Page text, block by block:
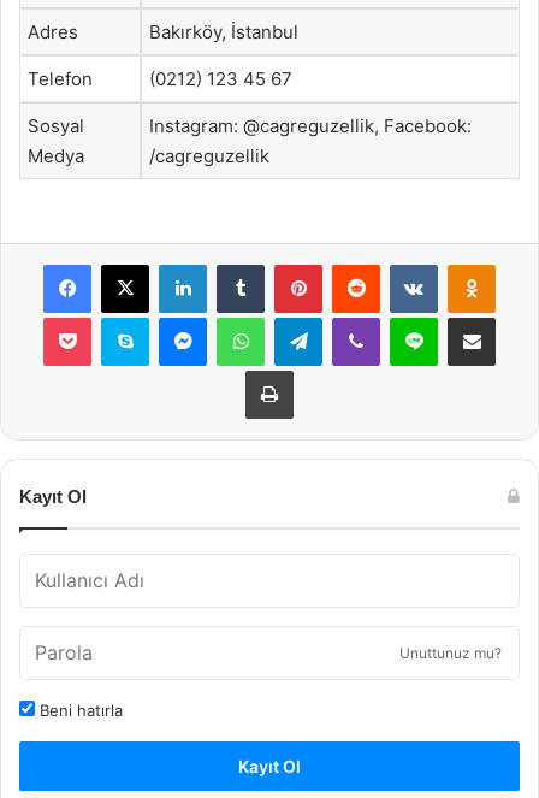
Adres Bakırköy, İstanbul
Telefon (0212) 123 45 67
Sosyal
Medya
Instagram: @cagreguzellik, Facebook:
/cagreguzellik
Facebook
X LinkedInTumblr PinterestReddit VKontakte
Pocket Skype MessengerWhatsAppTelegramViber Line E-Posta ile
Yazdır
Kayıt Ol
Unuttunuz mu?
Beni hatırla
Kayıt Ol